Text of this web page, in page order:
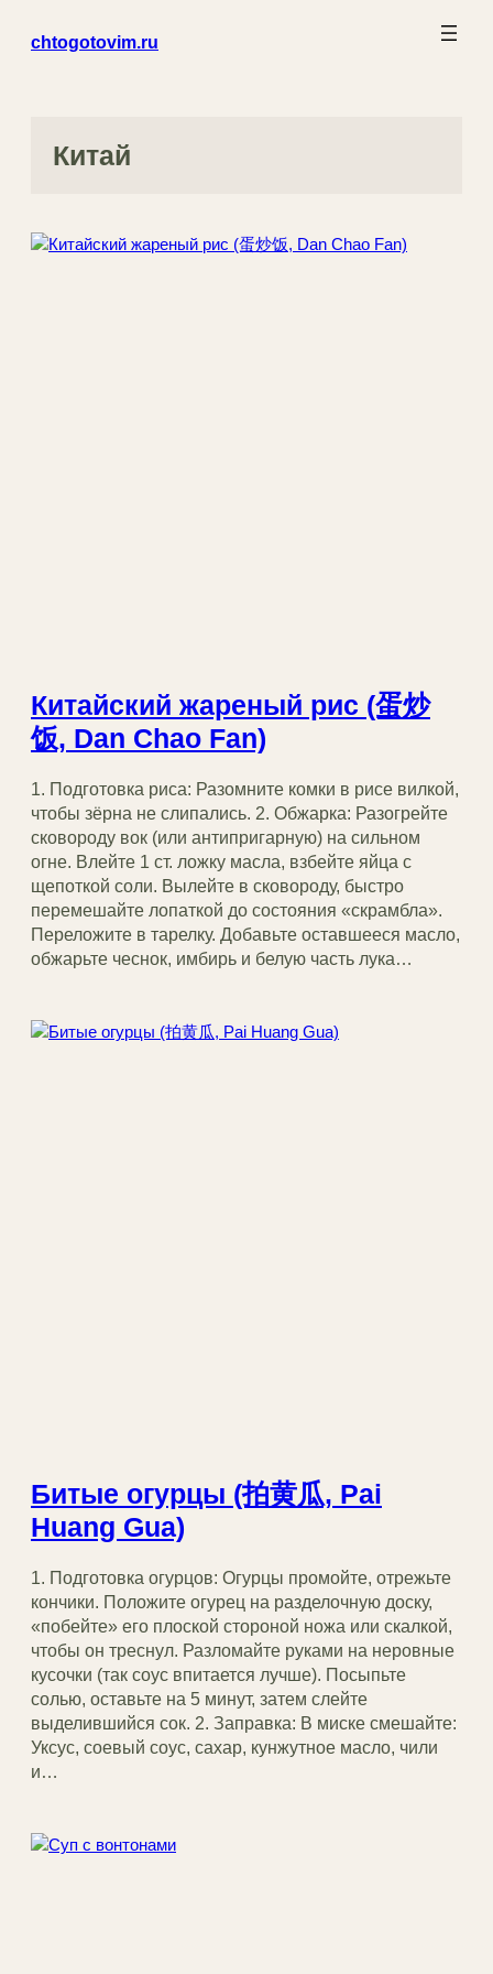
chtogotovim.ru
Китай
Китайский жареный рис (蛋炒
饭, Dan Chao Fan)
1. Подготовка риса: Разомните комки в рисе вилкой,
чтобы зёрна не слипались. 2. Обжарка: Разогрейте
сковороду вок (или антипригарную) на сильном
огне. Влейте 1 ст. ложку масла, взбейте яйца с
щепоткой соли. Вылейте в сковороду, быстро
перемешайте лопаткой до состояния «скрамбла».
Переложите в тарелку. Добавьте оставшееся масло,
обжарьте чеснок, имбирь и белую часть лука…
Битые огурцы (拍黄瓜, Pai
Huang Gua)
1. Подготовка огурцов: Огурцы промойте, отрежьте
кончики. Положите огурец на разделочную доску,
«побейте» его плоской стороной ножа или скалкой,
чтобы он треснул. Разломайте руками на неровные
кусочки (так соус впитается лучше). Посыпьте
солью, оставьте на 5 минут, затем слейте
выделившийся сок. 2. Заправка: В миске смешайте:
Уксус, соевый соус, сахар, кунжутное масло, чили
и…